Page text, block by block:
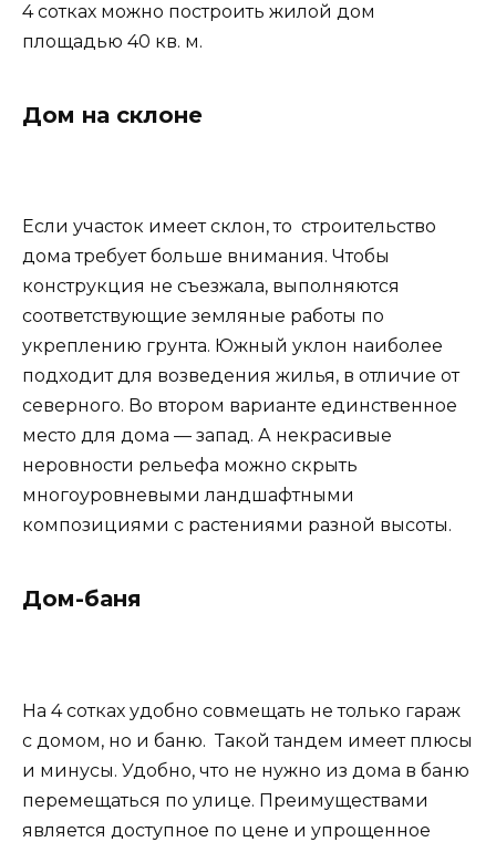
4 сотках можно построить жилой дом
площадью 40 кв. м.
Дом на склоне
Если участок имеет склон, то строительство
дома требует больше внимания. Чтобы
конструкция не съезжала, выполняются
соответствующие земляные работы по
укреплению грунта. Южный уклон наиболее
подходит для возведения жилья, в отличие от
северного. Во втором варианте единственное
место для дома — запад. А некрасивые
неровности рельефа можно скрыть
многоуровневыми ландшафтными
композициями с растениями разной высоты.
Дом-баня
На 4 сотках удобно совмещать не только гараж
с домом, но и баню. Такой тандем имеет плюсы
и минусы. Удобно, что не нужно из дома в баню
перемещаться по улице. Преимуществами
является доступное по цене и упрощенное